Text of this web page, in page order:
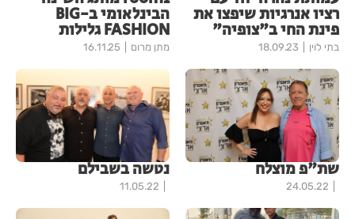
רציו אנרגיות שיפצו את
פינת החי ב"צופיה"
בתי לוין 18.09.23
הבינלאומי ב-BIG
FASHION גלילות
מתן מרום 16.11.25
שת"פ מוצלח
24.05.22
נטשה בשבילם
11.05.22